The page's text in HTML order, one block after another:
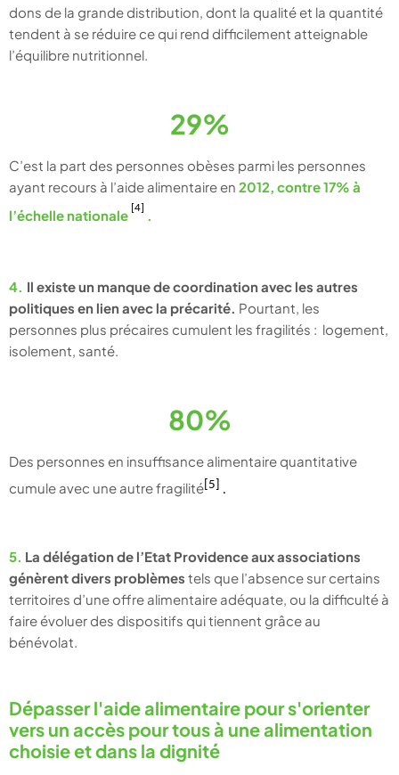
dons de la grande distribution, dont la qualité et la quantité
tendent à se réduire ce qui rend difficilement atteignable
l’équilibre nutritionnel.
29%
C’est la part des personnes obèses parmi les personnes
ayant recours à l’aide alimentaire en 2012, contre 17% à
l’échelle nationale [4] .
4. Il existe un manque de coordination avec les autres
politiques en lien avec la précarité. Pourtant, les
personnes plus précaires cumulent les fragilités : logement,
isolement, santé.
80%
Des personnes en insuffisance alimentaire quantitative
cumule avec une autre fragilité [5] .
5. La délégation de l’Etat Providence aux associations
génèrent divers problèmes tels que l’absence sur certains
territoires d’une offre alimentaire adéquate, ou la difficulté à
faire évoluer des dispositifs qui tiennent grâce au
bénévolat.
Dépasser l'aide alimentaire pour s'orienter
vers un accès pour tous à une alimentation
choisie et dans la dignité